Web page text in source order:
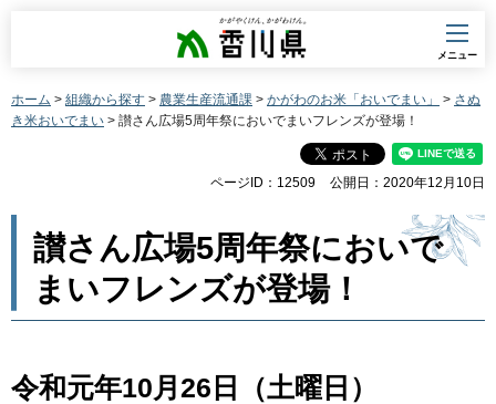
香川県
メニュー
ホーム > 組織から探す > 農業生産流通課 > かがわのお米「おいでまい」 > さぬ
き米おいでまい > 讃さん広場5周年祭においでまいフレンズが登場！
ページID：12509 公開日：2020年12月10日
讃さん広場5周年祭においで
まいフレンズが登場！
令和元年10月26日（土曜日）